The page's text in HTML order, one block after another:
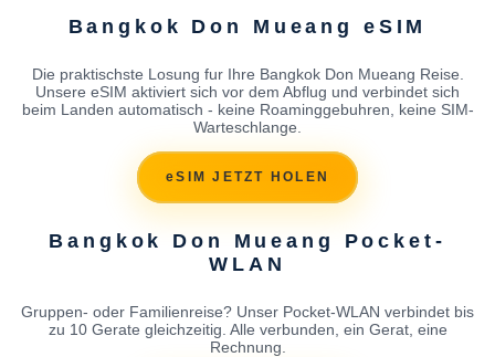
Bangkok Don Mueang eSIM
Die praktischste Losung fur Ihre Bangkok Don Mueang Reise.
Unsere eSIM aktiviert sich vor dem Abflug und verbindet sich
beim Landen automatisch - keine Roaminggebuhren, keine SIM-
Warteschlange.
eSIM JETZT HOLEN
Bangkok Don Mueang Pocket-
WLAN
Gruppen- oder Familienreise? Unser Pocket-WLAN verbindet bis
zu 10 Gerate gleichzeitig. Alle verbunden, ein Gerat, eine
Rechnung.